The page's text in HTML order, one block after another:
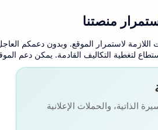
منصتنا
لاستمرار الموقع. وبدون دعمكم
لتغطية التكاليف القادمة. يمكن دعم
الذاتية، والحملات الإعلانية